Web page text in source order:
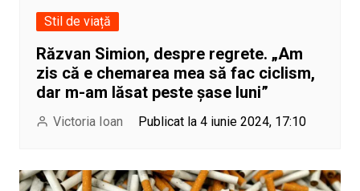
Stil de viață
Răzvan Simion, despre regrete. „Am
zis că e chemarea mea să fac ciclism,
dar m-am lăsat peste șase luni”
Victoria Ioan Publicat la 4 iunie 2024, 17:10